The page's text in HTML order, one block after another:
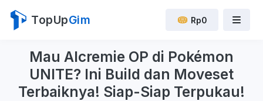
TopUpGim Rp0
Mau Alcremie OP di Pokémon
UNITE? Ini Build dan Moveset
Terbaiknya! Siap-Siap Terpukau!